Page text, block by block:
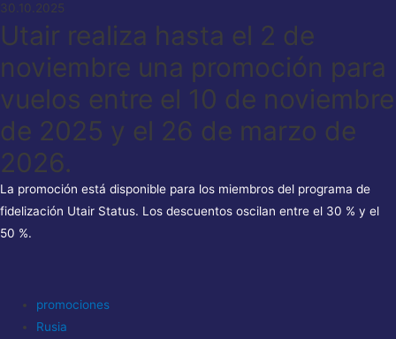
30.10.2025
Utair realiza hasta el 2 de
noviembre una promoción para
vuelos entre el 10 de noviembre
de 2025 y el 26 de marzo de
2026.
La promoción está disponible para los miembros del programa de
fidelización Utair Status. Los descuentos oscilan entre el 30 % y el
50 %.
promociones
Rusia